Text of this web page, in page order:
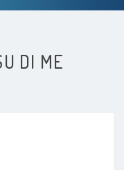
DI ME